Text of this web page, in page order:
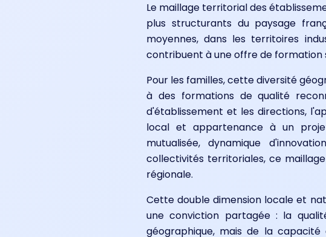
Le maillage territorial des
plus structurants du paysage
moyennes, dans les territoires
contribuent à une offre de formation
Pour les familles, cette diversité
à des formations de qualité
d'établissement et les directions,
local et appartenance à un
mutualisée, dynamique
collectivités territoriales, ce
régionale.
Cette double dimension locale et
une conviction partagée : la
géographique, mais de la